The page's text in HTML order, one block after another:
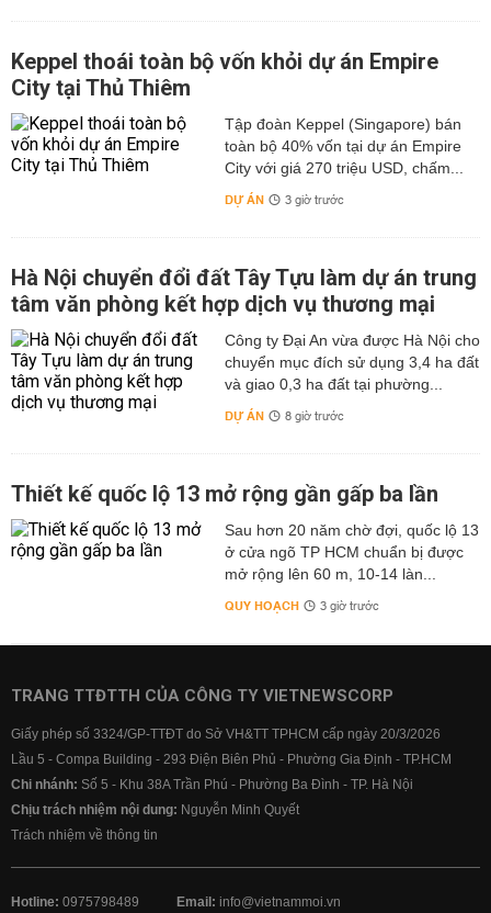
Keppel thoái toàn bộ vốn khỏi dự án Empire
City tại Thủ Thiêm
Tập đoàn Keppel (Singapore) bán
toàn bộ 40% vốn tại dự án Empire
City với giá 270 triệu USD, chấm...
DỰ ÁN 3 giờ trước
Hà Nội chuyển đổi đất Tây Tựu làm dự án trung
tâm văn phòng kết hợp dịch vụ thương mại
Công ty Đại An vừa được Hà Nội cho
chuyển mục đích sử dụng 3,4 ha đất
và giao 0,3 ha đất tại phường...
DỰ ÁN 8 giờ trước
Thiết kế quốc lộ 13 mở rộng gần gấp ba lần
Sau hơn 20 năm chờ đợi, quốc lộ 13
ở cửa ngõ TP HCM chuẩn bị được
mở rộng lên 60 m, 10-14 làn...
QUY HOẠCH 3 giờ trước
TRANG TTĐTTH CỦA CÔNG TY VIETNEWSCORP
Giấy phép số 3324/GP-TTĐT do Sở VH&TT TPHCM cấp ngày 20/3/2026
Lầu 5 - Compa Building - 293 Điện Biên Phủ - Phường Gia Định - TP.HCM
Chi nhánh: Số 5 - Khu 38A Trần Phú - Phường Ba Đình - TP. Hà Nội
Chịu trách nhiệm nội dung: Nguyễn Minh Quyết
Trách nhiệm về thông tin
Hotline: 0975798489 Email: info@vietnammoi.vn